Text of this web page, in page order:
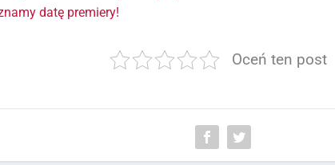
datę premiery!
Oceń ten post